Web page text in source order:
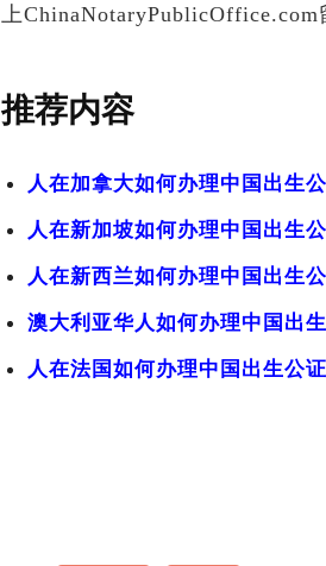
上ChinaNotaryPublicOffice.com
推荐内容
人在加拿大如何办理中国出生
人在新加坡如何办理中国出生
人在新西兰如何办理中国出生
澳大利亚华人如何办理中国出
人在法国如何办理中国出生公